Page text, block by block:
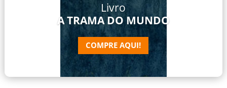
Livro
A TRAMA DO MUNDO
COMPRE AQUI!